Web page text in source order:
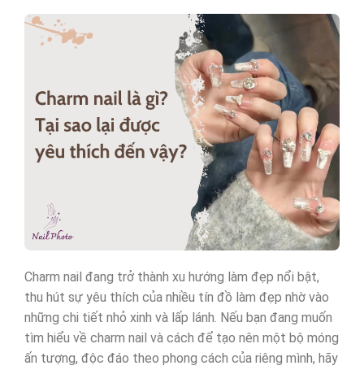
Charm nail đang trở thành xu hướng làm đẹp nổi bật,
thu hút sự yêu thích của nhiều tín đồ làm đẹp nhờ vào
những chi tiết nhỏ xinh và lấp lánh. Nếu bạn đang muốn
tìm hiểu về charm nail và cách để tạo nên một bộ móng
ấn tượng, độc đáo theo phong cách của riêng mình, hãy